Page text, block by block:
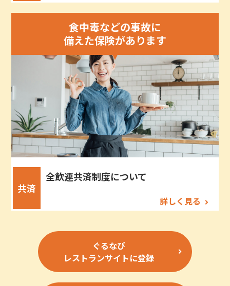
食中毒などの事故に
備えた保険があります
共済
全飲連共済制度について
詳しく見る
ぐるなび
レストランサイトに登録